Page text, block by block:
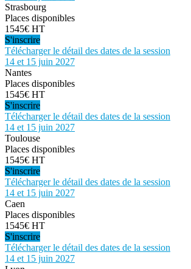
Strasbourg
Places disponibles
1545€ HT
S'inscrire
Télécharger le détail des dates de la session
14 et 15 juin 2027
Nantes
Places disponibles
1545€ HT
S'inscrire
Télécharger le détail des dates de la session
14 et 15 juin 2027
Toulouse
Places disponibles
1545€ HT
S'inscrire
Télécharger le détail des dates de la session
14 et 15 juin 2027
Caen
Places disponibles
1545€ HT
S'inscrire
Télécharger le détail des dates de la session
14 et 15 juin 2027